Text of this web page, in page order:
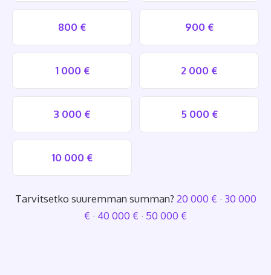
800 € 900 €
1 000 € 2 000 €
3 000 € 5 000 €
10 000 €
Tarvitsetko suuremman summan? 20 000 € · 30 000
€ · 40 000 € · 50 000 €